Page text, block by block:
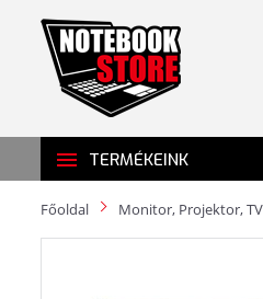
TERMÉKEINK
Főoldal Monitor, Projektor, TV